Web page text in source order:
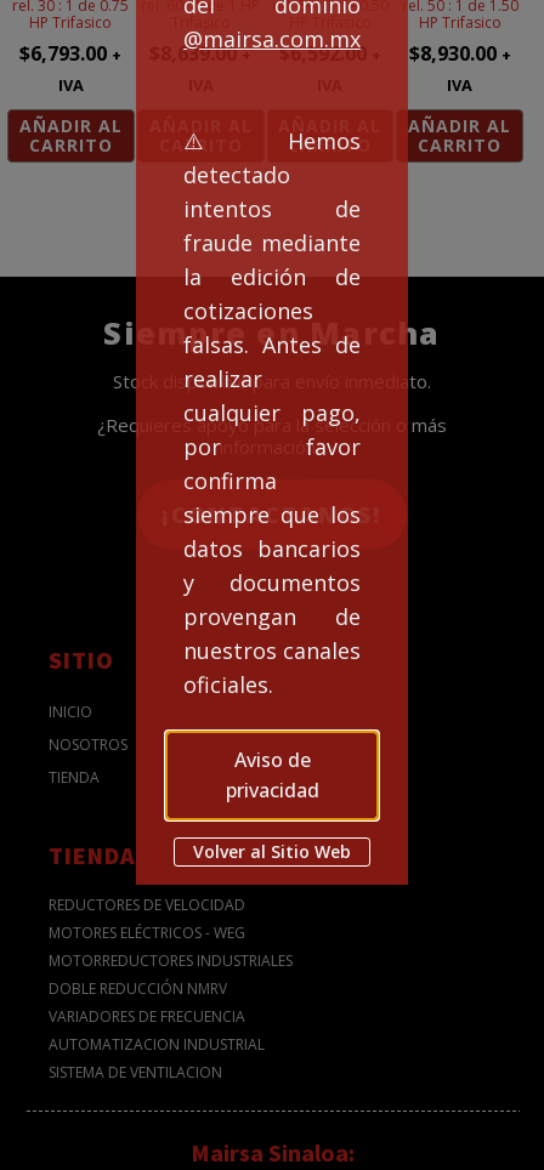
@mairsa.com.mx
⚠️Hemos
detectado
intentos de
fraude mediante
la edición de
cotizaciones
falsas. Antes de
realizar
cualquier pago,
por favor
confirma
siempre que los
datos bancarios
y documentos
provengan de
nuestros canales
oficiales.
Aviso de
privacidad
Volver al Sitio Web
rel. 30 : 1 de 0.75
HP Trifasico
$6,793.00 +
IVA
AÑADIR AL
CARRITO
rel. 60 : 1 de 1 HP
8,639.00 +
CARRITO
rel. 50 : 1 de 0.50
$6,592.00
CARRITO
rel. 50 : 1 de 1.50
HP Trifasico
$8,930.00 +
IVA
AÑADIR AL
CARRITO
Siempre en Marcha
Stock disponible para envío inmediato.
¿Requieres apoyo para la selección o más
información?
¡CONTACTANOS!
SITIO
INICIO
NOSOTROS
TIENDA
TIENDA
REDUCTORES DE VELOCIDAD
MOTORES ELÉCTRICOS - WEG
MOTORREDUCTORES INDUSTRIALES
DOBLE REDUCCIÓN NMRV
VARIADORES DE FRECUENCIA
AUTOMATIZACION INDUSTRIAL
SISTEMA DE VENTILACION
Mairsa Sinaloa: